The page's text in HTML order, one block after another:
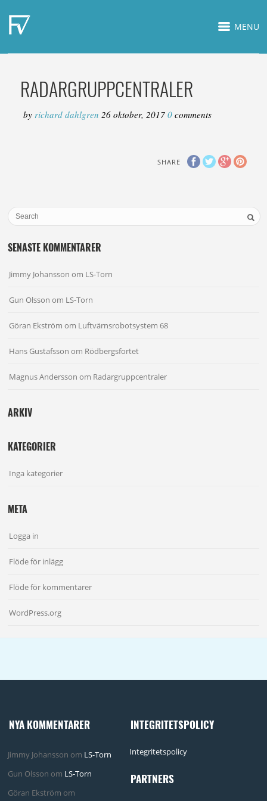
MENU
RADARGRUPPCENTRALER
byrichard dahlgren26 oktober, 2017 0comments
SHARE
SENASTE KOMMENTARER
Jimmy Johansson om LS-Torn
Gun Olsson om LS-Torn
Göran Ekström om Luftvärnsrobotsystem 68
Hans Gustafsson om Rödbergsfortet
Magnus Andersson om Radargruppcentraler
ARKIV
KATEGORIER
Inga kategorier
META
Logga in
Flöde för inlägg
Flöde för kommentarer
WordPress.org
NYA KOMMENTARER
Jimmy Johansson om LS-Torn
Gun Olsson om LS-Torn
Göran Ekström om
INTEGRITETSPOLICY
Integritetspolicy
PARTNERS